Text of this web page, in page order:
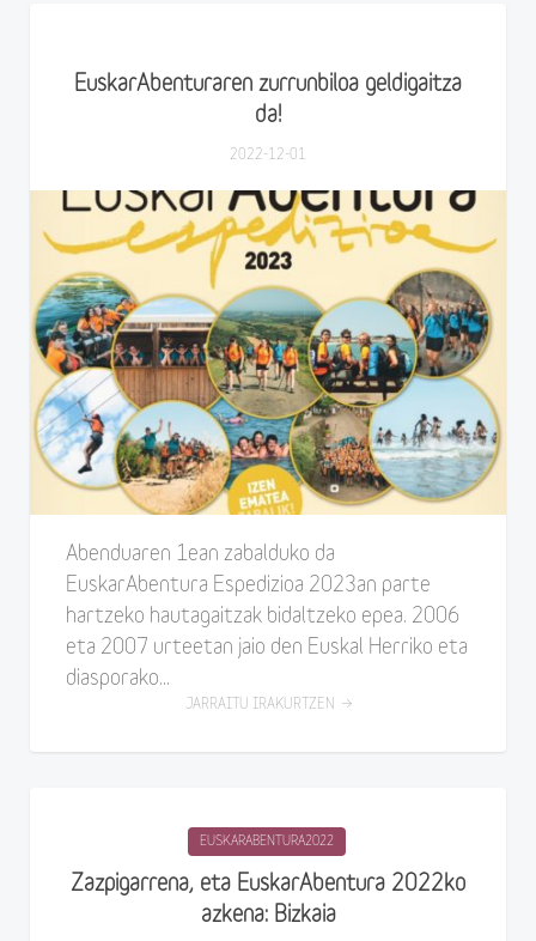
EuskarAbenturaren zurrunbiloa geldigaitza
da!
2022-12-01
Abenduaren 1ean zabalduko da
EuskarAbentura Espedizioa 2023an parte
hartzeko hautagaitzak bidaltzeko epea. 2006
eta 2007 urteetan jaio den Euskal Herriko eta
diasporako...
JARRAITU IRAKURTZEN
EUSKARABENTURA2022
Zazpigarrena, eta EuskarAbentura 2022ko
azkena: Bizkaia